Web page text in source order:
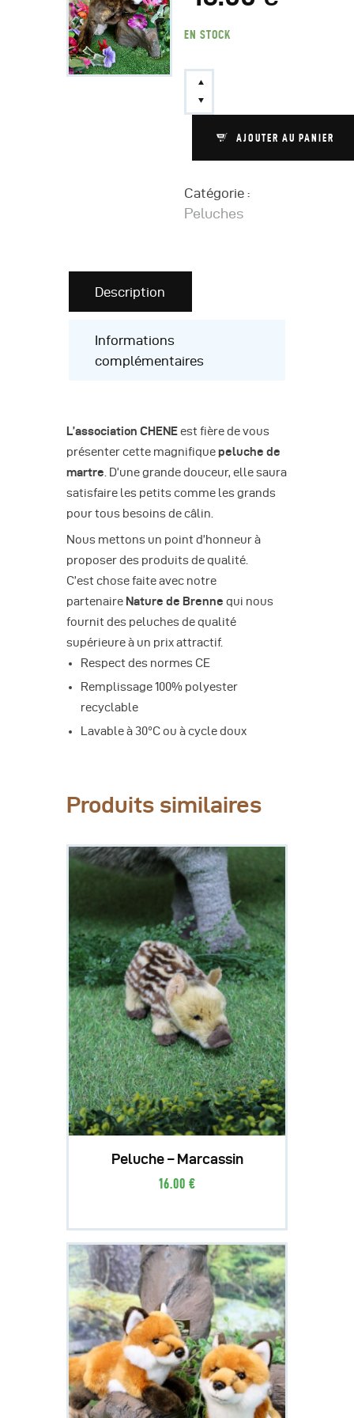
EN STOCK
AJOUTER AU PANIER
Catégorie :
Peluches
Description
Informations
complémentaires
L’association CHENEest fière de vous
présenter cette magnifiquepeluche de
martre . D’une grande douceur, elle saura
satisfaire les petits comme les grands
pour tous besoins de câlin.
Nous mettons un point d’honneur à
proposer des produits de qualité.
C’est chose faite avec notre
partenaire Nature de Brenne qui nous
fournit des peluches de qualité
supérieure à un prix attractif.
Respect des normes CE
Remplissage 100% polyester
recyclable
Lavable à 30°C ou à cycle doux
Produits similaires
Peluche – Marcassin
16.00 €